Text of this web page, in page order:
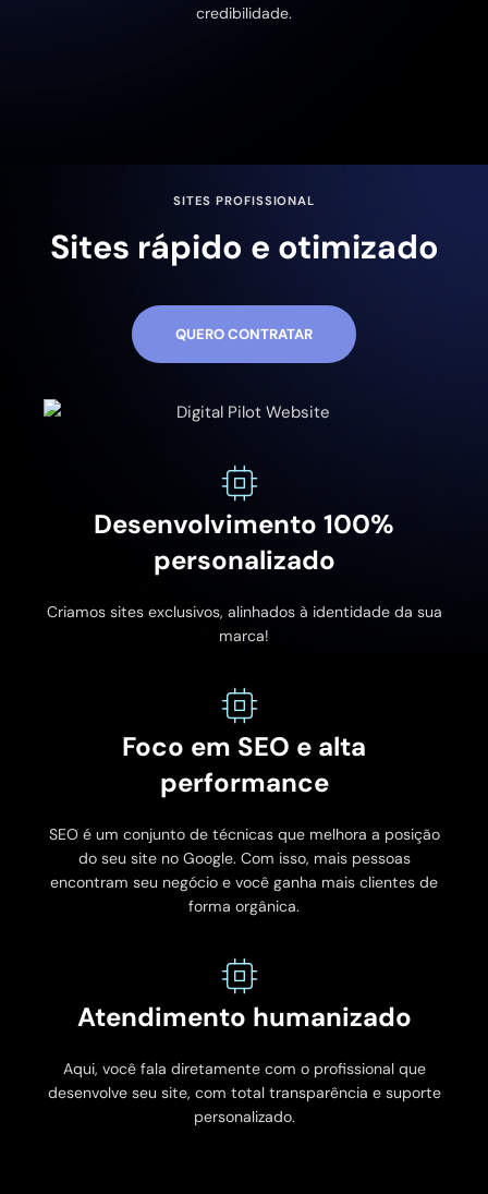
credibilidade.
SITES PROFISSIONAL
Sites rápido e otimizado
QUERO CONTRATAR
Desenvolvimento 100%
personalizado
Criamos sites exclusivos, alinhados à identidade da sua
marca!
Foco em SEO e alta
performance
SEO é um conjunto de técnicas que melhora a posição
do seu site no Google. Com isso, mais pessoas
encontram seu negócio e você ganha mais clientes de
forma orgânica.
Atendimento humanizado
Aqui, você fala diretamente com o profissional que
desenvolve seu site, com total transparência e suporte
personalizado.